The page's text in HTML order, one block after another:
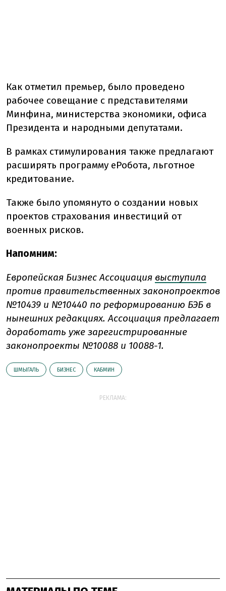
Как отметил премьер, было проведено
рабочее совещание с представителями
Минфина, министерства экономики, офиса
Президента и народными депутатами.
В рамках стимулирования также предлагают
расширять программу еРобота, льготное
кредитование.
Также было упомянуто о создании новых
проектов страхования инвестиций от
военных рисков.
Напомним:
Европейская Бизнес Ассоциация выступила
против правительственных законопроектов
№10439 и №10440 по реформированию БЭБ в
нынешних редакциях. Ассоциация предлагает
доработать уже зарегистрированные
законопроекты №10088 и 10088-1.
ШМЫГАЛЬ БИЗНЕС КАБМИН
РЕКЛАМА: